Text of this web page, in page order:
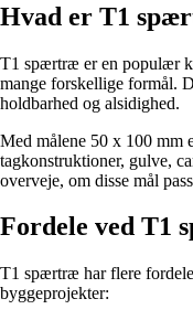
Hvad er T1
T1 spærtræ er en populær
mange forskellige formål.
holdbarhed og alsidighed.
Med målene 50 x 100 mm
tagkonstruktioner, gulve,
overveje, om disse mål
Fordele ved T1
T1 spærtræ har flere
byggeprojekter: